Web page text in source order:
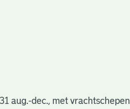
aug.-dec., met